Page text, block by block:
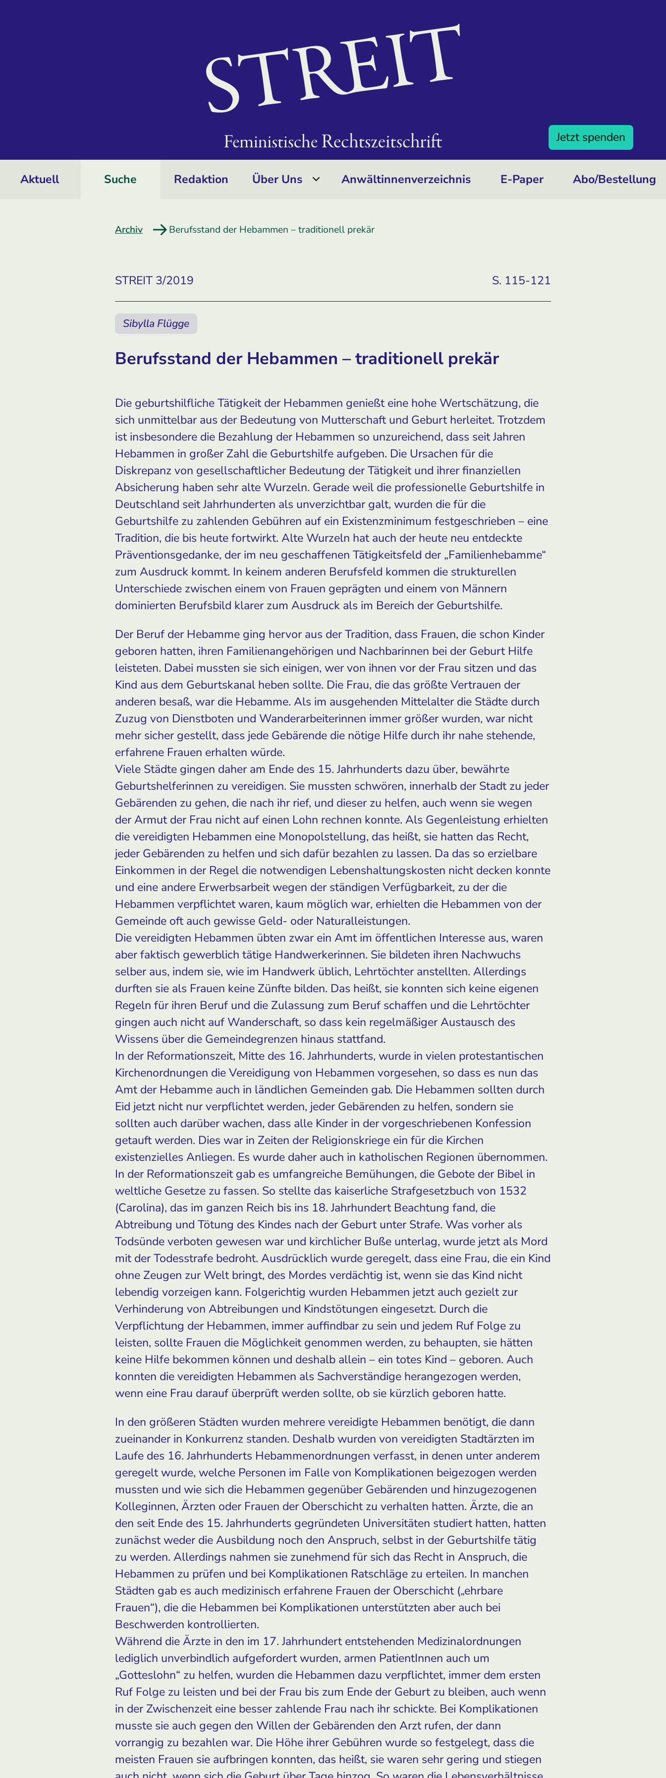
Jetzt spenden
Aktuell Suche Redaktion Über Uns Anwältinnen­verzeichnis E-Paper Abo/­Bestellung
Archiv Berufsstand der Hebammen – traditionell prekär
STREIT 3/2019 S. 115-121
Sibylla Flügge
Berufsstand der Hebammen – traditionell prekär
Die geburtshilfliche Tätigkeit der Hebammen genießt eine hohe Wertschätzung, die
sich unmittelbar aus der Bedeutung von Mutterschaft und Geburt herleitet. Trotzdem
ist insbesondere die Bezahlung der Hebammen so unzureichend, dass seit Jahren
Hebammen in großer Zahl die Geburtshilfe aufgeben. Die Ursachen für die
Diskrepanz von gesellschaftlicher Bedeutung der Tätigkeit und ihrer finanziellen
Absicherung haben sehr alte Wurzeln. Gerade weil die professionelle Geburtshilfe in
Deutschland seit Jahrhunderten als unverzichtbar galt, wurden die für die
Geburtshilfe zu zahlenden Gebühren auf ein Existenzminimum festgeschrieben – eine
Tradition, die bis heute fortwirkt. Alte Wurzeln hat auch der heute neu entdeckte
Präventionsgedanke, der im neu geschaffenen Tätigkeitsfeld der „Familienhebamme“
zum Ausdruck kommt. In keinem anderen Berufsfeld kommen die strukturellen
Unterschiede zwischen einem von Frauen geprägten und einem von Männern
dominierten Berufsbild klarer zum Ausdruck als im Bereich der Geburtshilfe.
Der Beruf der Hebamme ging hervor aus der Tradition, dass Frauen, die schon Kinder
geboren hatten, ihren Familienangehörigen und Nachbarinnen bei der Geburt Hilfe
leisteten. Dabei mussten sie sich einigen, wer von ihnen vor der Frau sitzen und das
Kind aus dem Geburtskanal heben sollte. Die Frau, die das größte Vertrauen der
anderen besaß, war die Hebamme. Als im ausgehenden Mittelalter die Städte durch
Zuzug von Dienstboten und Wanderarbeiterinnen immer größer wurden, war nicht
mehr sicher gestellt, dass jede Gebärende die nötige Hilfe durch ihr nahe stehende,
erfahrene Frauen erhalten würde.
Viele Städte gingen daher am Ende des 15. Jahrhunderts dazu über, bewährte
Geburtshelferinnen zu vereidigen. Sie mussten schwören, innerhalb der Stadt zu jeder
Gebärenden zu gehen, die nach ihr rief, und dieser zu helfen, auch wenn sie wegen
der Armut der Frau nicht auf einen Lohn rechnen konnte. Als Gegenleistung erhielten
die vereidigten Hebammen eine Monopolstellung, das heißt, sie hatten das Recht,
jeder Gebärenden zu helfen und sich dafür bezahlen zu lassen. Da das so erzielbare
Einkommen in der Regel die notwendigen Lebenshaltungskosten nicht decken konnte
und eine andere Erwerbsarbeit wegen der ständigen Verfügbarkeit, zu der die
Hebammen verpflichtet waren, kaum möglich war, erhielten die Hebammen von der
Gemeinde oft auch gewisse Geld- oder Naturalleistungen.
Die vereidigten Hebammen übten zwar ein Amt im öffentlichen Interesse aus, waren
aber faktisch gewerblich tätige Handwerkerinnen. Sie bildeten ihren Nachwuchs
selber aus, indem sie, wie im Handwerk üblich, Lehrtöchter anstellten. Allerdings
durften sie als Frauen keine Zünfte bilden. Das heißt, sie konnten sich keine eigenen
Regeln für ihren Beruf und die Zulassung zum Beruf schaffen und die Lehrtöchter
gingen auch nicht auf Wanderschaft, so dass kein regelmäßiger Austausch des
Wissens über die Gemeindegrenzen hinaus stattfand.
In der Reformationszeit, Mitte des 16. Jahrhunderts, wurde in vielen protestantischen
Kirchenordnungen die Vereidigung von Hebammen vorgesehen, so dass es nun das
Amt der Hebamme auch in ländlichen Gemeinden gab. Die Hebammen sollten durch
Eid jetzt nicht nur verpflichtet werden, jeder Gebärenden zu helfen, sondern sie
sollten auch darüber wachen, dass alle Kinder in der vorgeschriebenen Konfession
getauft werden. Dies war in Zeiten der Religionskriege ein für die Kirchen
existenzielles Anliegen. Es wurde daher auch in katholischen Regionen übernommen.
In der Reformationszeit gab es umfangreiche Bemühungen, die Gebote der Bibel in
weltliche Gesetze zu fassen. So stellte das kaiserliche Strafgesetzbuch von 1532
(Carolina), das im ganzen Reich bis ins 18. Jahrhundert Beachtung fand, die
Abtreibung und Tötung des Kindes nach der Geburt unter Strafe. Was vorher als
Todsünde verboten gewesen war und kirchlicher Buße unterlag, wurde jetzt als Mord
mit der Todesstrafe bedroht. Ausdrücklich wurde geregelt, dass eine Frau, die ein Kind
ohne Zeugen zur Welt bringt, des Mordes verdächtig ist, wenn sie das Kind nicht
lebendig vorzeigen kann. Folgerichtig wurden Hebammen jetzt auch gezielt zur
Verhinderung von Abtreibungen und Kindstötungen eingesetzt. Durch die
Verpflichtung der Hebammen, immer auffindbar zu sein und jedem Ruf Folge zu
leisten, sollte Frauen die Möglichkeit genommen werden, zu behaupten, sie hätten
keine Hilfe bekommen können und deshalb allein – ein totes Kind – geboren. Auch
konnten die vereidigten Hebammen als Sachverständige herangezogen werden,
wenn eine Frau darauf überprüft werden sollte, ob sie kürzlich geboren hatte.
In den größeren Städten wurden mehrere vereidigte Hebammen benötigt, die dann
zueinander in Konkurrenz standen. Deshalb wurden von vereidigten Stadtärzten im
Laufe des 16. Jahrhunderts Hebammenordnungen verfasst, in denen unter anderem
geregelt wurde, welche Personen im Falle von Komplikationen beigezogen werden
mussten und wie sich die Hebammen gegenüber Gebärenden und hinzugezogenen
Kolleginnen, Ärzten oder Frauen der Oberschicht zu verhalten hatten. Ärzte, die an
den seit Ende des 15. Jahrhunderts gegründeten Universitäten studiert hatten, hatten
zunächst weder die Ausbildung noch den Anspruch, selbst in der Geburtshilfe tätig
zu werden. Allerdings nahmen sie zunehmend für sich das Recht in Anspruch, die
Hebammen zu prüfen und bei Komplikationen Ratschläge zu erteilen. In manchen
Städten gab es auch medizinisch erfahrene Frauen der Oberschicht („ehrbare
Frauen“), die die Hebammen bei Komplikationen unterstützten aber auch bei
Beschwerden kontrollierten.
Während die Ärzte in den im 17. Jahrhundert entstehenden Medizinalordnungen
lediglich unverbindlich aufgefordert wurden, armen PatientInnen auch um
„Gotteslohn“ zu helfen, wurden die Hebammen dazu verpflichtet, immer dem ersten
Ruf Folge zu leisten und bei der Frau bis zum Ende der Geburt zu bleiben, auch wenn
in der Zwischenzeit eine besser zahlende Frau nach ihr schickte. Bei Komplikationen
musste sie auch gegen den Willen der Gebärenden den Arzt rufen, der dann
vorrangig zu bezahlen war. Die Höhe ihrer Gebühren wurde so festgelegt, dass die
meisten Frauen sie aufbringen konnten, das heißt, sie waren sehr gering und stiegen